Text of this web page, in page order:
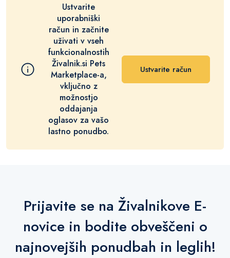
Ustvarite
uporabniški
račun in začnite
uživati v vseh
funkcionalnostih
Živalnik.si Pets
Marketplace-a,
vključno z
možnostjo
oddajanja
oglasov za vašo
lastno ponudbo.
Ustvarite račun
Prijavite se na Živalnikove E-
novice in bodite obveščeni o
najnovejših ponudbah in leglih!